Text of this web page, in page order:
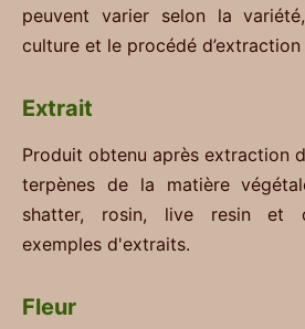
peuvent varier selon la
culture et le procédé d’extraction
Extrait
Produit obtenu après extraction
terpènes de la matière
shatter, rosin, live resin et
exemples d'extraits.
Fleur